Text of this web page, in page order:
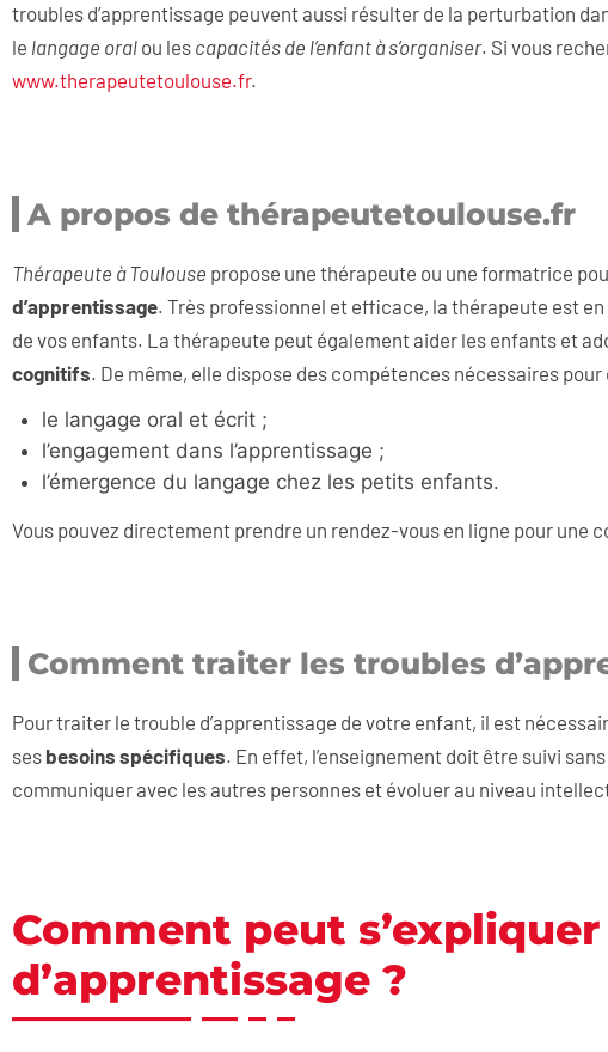
troubles d’apprentissage peuvent aussi résulter de la perturbation
le langage oral ou les capacités de l’enfant à s’organiser. Si vous
www.therapeutetoulouse.fr.
A propos de thérapeutetoulouse.fr
Thérapeute à Toulouse propose une thérapeute ou une formatrice
d’apprentissage. Très professionnel et efficace, la thérapeute est
de vos enfants. La thérapeute peut également aider les enfants et
cognitifs. De même, elle dispose des compétences nécessaires pour
le langage oral et écrit ;
l’engagement dans l’apprentissage ;
l’émergence du langage chez les petits enfants.
Vous pouvez directement prendre un rendez-vous en ligne pour une
Comment traiter les troubles
Pour traiter le trouble d’apprentissage de votre enfant, il est
ses besoins spécifiques. En effet, l’enseignement doit être suivi
communiquer avec les autres personnes et évoluer au niveau
Comment peut
d’apprentissage ?